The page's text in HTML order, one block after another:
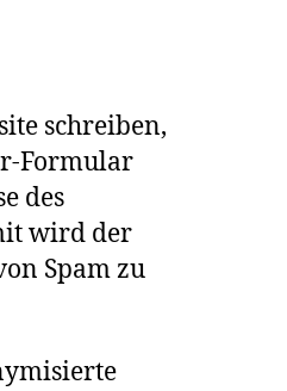
schreiben,
Formular
des
wird der
Spam zu